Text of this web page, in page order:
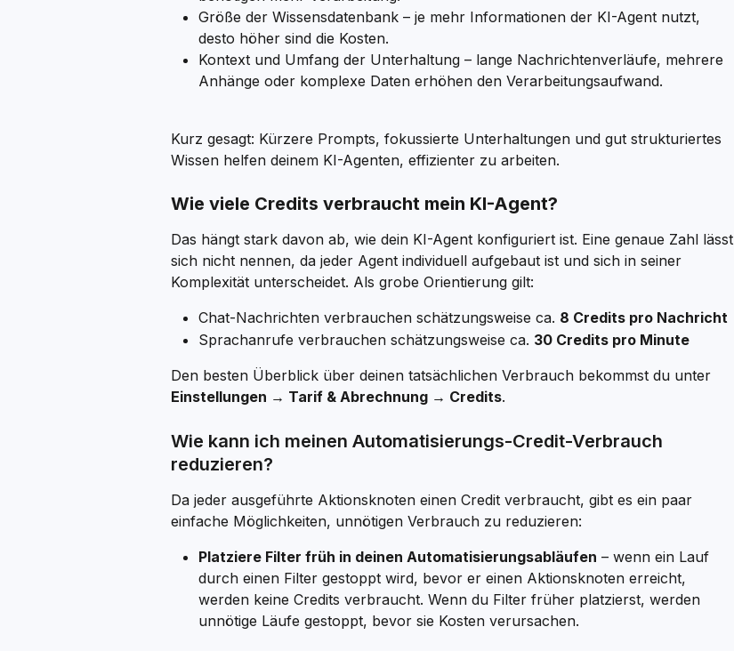
Größe der Wissensdatenbank – je mehr Informationen der KI-Agent nutzt,
desto höher sind die Kosten.
Kontext und Umfang der Unterhaltung – lange Nachrichtenverläufe, mehrere
Anhänge oder komplexe Daten erhöhen den Verarbeitungsaufwand.
Kurz gesagt: Kürzere Prompts, fokussierte Unterhaltungen und gut strukturiertes
Wissen helfen deinem KI-Agenten, effizienter zu arbeiten.
Wie viele Credits verbraucht mein KI-Agent?
Das hängt stark davon ab, wie dein KI-Agent konfiguriert ist. Eine genaue Zahl lässt
sich nicht nennen, da jeder Agent individuell aufgebaut ist und sich in seiner
Komplexität unterscheidet. Als grobe Orientierung gilt:
Chat-Nachrichten verbrauchen schätzungsweise ca. 8 Credits pro Nachricht
Sprachanrufe verbrauchen schätzungsweise ca. 30 Credits pro Minute
Den besten Überblick über deinen tatsächlichen Verbrauch bekommst du unter
Einstellungen → Tarif & Abrechnung → Credits.
Wie kann ich meinen Automatisierungs-Credit-Verbrauch
reduzieren?
Da jeder ausgeführte Aktionsknoten einen Credit verbraucht, gibt es ein paar
einfache Möglichkeiten, unnötigen Verbrauch zu reduzieren:
Platziere Filter früh in deinen Automatisierungsabläufen – wenn ein Lauf
durch einen Filter gestoppt wird, bevor er einen Aktionsknoten erreicht,
werden keine Credits verbraucht. Wenn du Filter früher platzierst, werden
unnötige Läufe gestoppt, bevor sie Kosten verursachen.